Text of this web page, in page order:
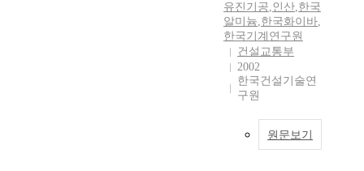
유진기공,인산,한국
알미늄,한국화이바,
한국기계연구원
건설교통부
2002
한국건설기술연
구원
원문보기